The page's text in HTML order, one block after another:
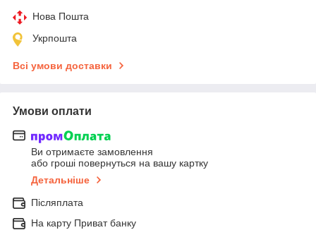
Нова Пошта
Укрпошта
Всі умови доставки
Умови оплати
Ви отримаєте замовлення
або гроші повернуться на вашу картку
Детальніше
Післяплата
На карту Приват банку